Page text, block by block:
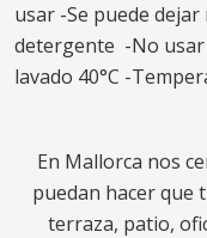
usar -Se puede
detergente -No usar
lavado 40°C -
En Mallorca nos
puedan hacer que
terraza, patio,